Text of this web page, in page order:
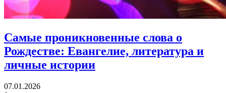
Самые проникновенные слова о
Рождестве: Евангелие, литература и
личные истории
07.01.2026